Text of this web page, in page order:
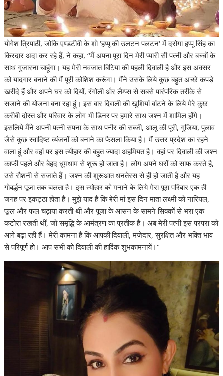
योगेश त्रिपाठी, जोकि एण्डटीवी के शो ‘हप्पू की उलटन पलटन‘ में दरोगा हप्पू सिंह का
किरदार अदा कर रहे हैं, ने कहा, ‘‘मैं अपना पूरा दिन मेरी प्यारी सी पत्नी और बच्चों के
साथ गुजारना चाहूंगा। यह मेरी नवजात बिटिया की पहली दिवाली है और इस अवसर
को यादगार बनाने की मैं पूरी कोशिश करूंगा। मैंने उसके लिये कुछ बहुत अच्छे कपड़े
खरीदे हैं और अपने घर को दियों, रंगोली और लैम्प्स से सबसे पारंपरिक तरीके से
सजाने की योजना बना रहा हूं। इस बार दिवाली की खुशियां बांटने के लिये मेरे कुछ
करीबी दोस्त और परिवार के लोग भी डिनर पर हमारे साथ जश्न में शामिल होंगे।
इसलिये मैंने अपनी पत्नी सपना के साथ पनीर की सब्जी, आलू की पूरी, गुजिया, पुलाव
जैसे कुछ स्वादिष्ट व्यंजनों को बनाने का फैसला किया है। मैं उत्तर प्रदेश का रहने
वाला हूं और वहां पर इस त्यौहार की बहुत ज्यादा अहमियत है। वहां पर दिवाली की जश्न
काफी पहले और बेहद धूमधाम से शुरू हो जाता है। लोग अपने घरों को साफ करते है,
उसे रौशनी से सजाते हैं। जश्न की शुरूआत धनतेरस से ही हो जाती है और यह
गोवर्द्धन पूजा तक चलता है। इस त्योहार को मनाने के लिये मेरा पूरा परिवार एक ही
जगह पर इकट्ठा होता है। मुझे याद है कि मेरी मां इस दिन माता लक्ष्मी को नारियल,
फूल और फल चढ़ाया करती थीं और पूजा के आसन के सामने सिक्कों से भरा एक
कटोरा रखती थीं, जो समृद्धि के आमंत्रण का प्रतीक है। अब मेरी पत्नी इस परंपरा को
आगे बढ़ा रही हैं। मेरी कामना है कि आपकी दिवाली, मजेदार, सुरक्षित और भक्ति भाव
से परिपूर्ण हो। आप सभी को दिवाली की हार्दिक शुभकामनायें।‘‘